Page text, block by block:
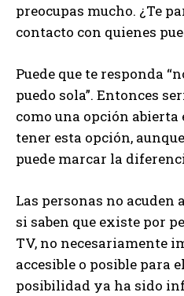
preocupas mucho. ¿Te
contacto con quienes
Puede que te responda
puedo sola”. Entonces
como una opción abierta
tener esta opción,
puede marcar la
Las personas no acuden
si saben que existe por
TV, no necesariamente
accesible o posible para
posibilidad ya ha sido